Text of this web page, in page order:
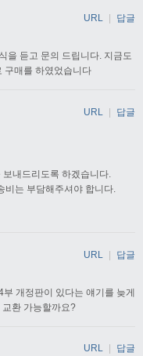
을 듣고 문의 드립니다. 지금도
구매를 하였었습니다
URL 답글
내드리도록 하겠습니다.
비는 부담해주셔야 합니다.
URL | 답글
개정판이 있다는 얘기를 늦게
환 가능할까요?
URL | 답글
URL 답글